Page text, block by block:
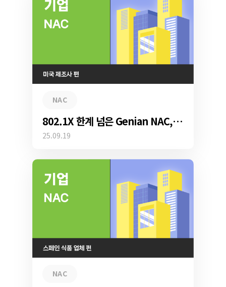
NAC
802.1X 한계 넘은 Genian NAC, 미국 제조사 생산라인 지켜내다
25.09.19
NAC